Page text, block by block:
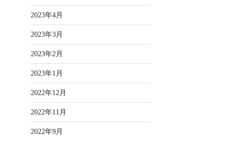
2023年4月
2023年3月
2023年2月
2023年1月
2022年12月
2022年11月
2022年9月